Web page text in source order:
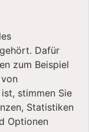
Dafür
zum Beispiel
stimmen Sie
Statistiken
Optionen